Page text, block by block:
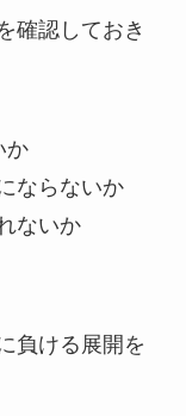
確認しておき
か
ならないか
ないか
負ける展開を